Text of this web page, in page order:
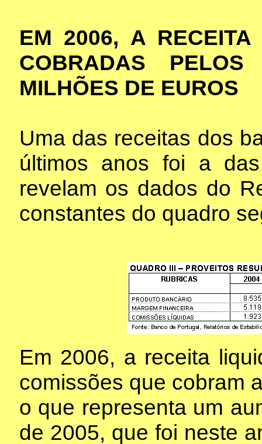
EM 2006, A RECEITA
COBRADAS
MILHÕES DE EUROS
Uma das receitas dos
últimos anos foi a
revelam os dados do
constantes do quadro
Em 2006, a receita
comissões que cobram
o que representa um
de 2005, que foi neste